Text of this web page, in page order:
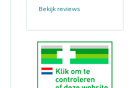
Bekijk reviews